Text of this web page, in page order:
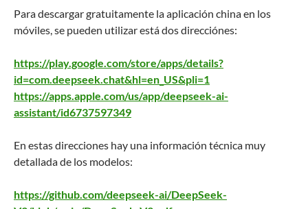
Para descargar gratuitamente la aplicación china en los
móviles, se pueden utilizar está dos direcciónes:
https://play.google.com/store/apps/details?
id=com.deepseek.chat&hl=en_US&pli=1
https://apps.apple.com/us/app/deepseek-ai-
assistant/id6737597349
En estas direcciones hay una información técnica muy
detallada de los modelos:
https://github.com/deepseek-ai/DeepSeek-